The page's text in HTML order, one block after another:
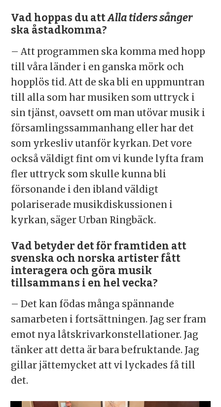
Vad hoppas du attAlla tiders sånger
ska åstadkomma?
– Att programmen ska komma med hopp
till våra länder i en ganska mörk och
hopplös tid. Att de ska bli en uppmuntran
till alla som har musiken som uttryck i
sin tjänst, oavsett om man utövar musik i
församlingssammanhang eller har det
som yrkesliv utanför kyrkan. Det vore
också väldigt fint om vi kunde lyfta fram
fler uttryck som skulle kunna bli
försonande i den ibland väldigt
polariserade musikdiskussionen i
kyrkan, säger Urban Ringbäck.
Vad betyder det för framtiden att
svenska och norska artister fått
interagera och göra musik
tillsammans i en hel vecka?
– Det kan födas många spännande
samarbeten i fortsättningen. Jag ser fram
emot nya låtskrivarkonstellationer. Jag
tänker att detta är bara befruktande. Jag
gillar jättemycket att vi lyckades få till
det.